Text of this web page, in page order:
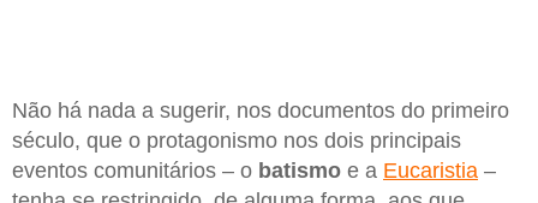
Não há nada a sugerir, nos documentos do primeiro
século, que o protagonismo nos dois principais
eventos comunitários – o batismo e a Eucaristia –